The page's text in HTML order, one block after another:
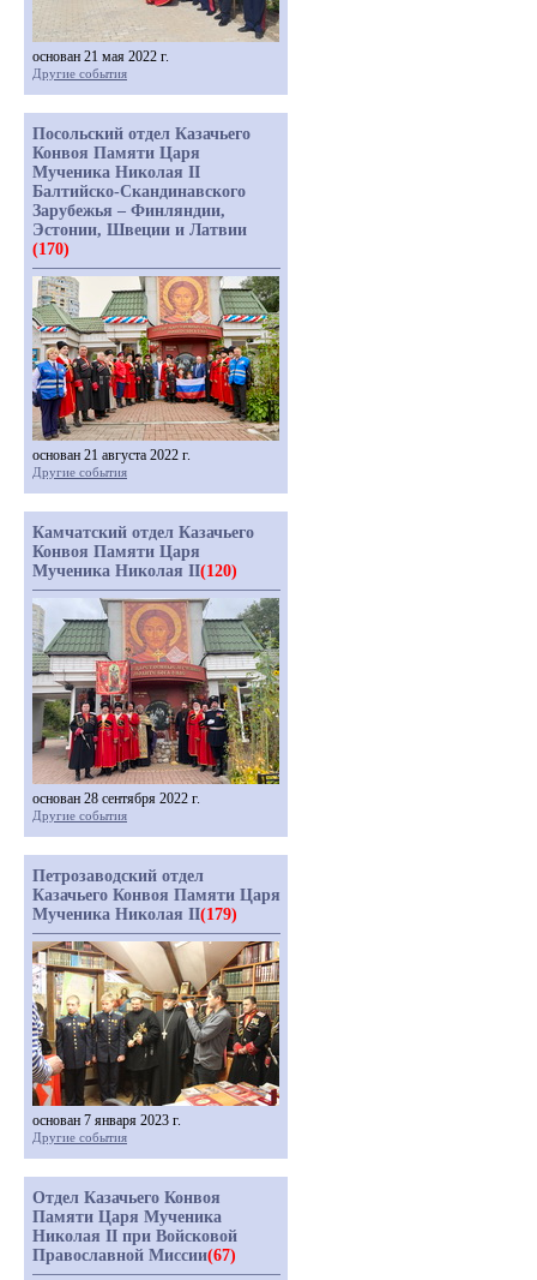
основан 21 мая 2022 г.
Другие события
Посольский отдел Казачьего
Конвоя Памяти Царя
Мученика Николая II
Балтийско-Скандинавского
Зарубежья – Финляндии,
Эстонии, Швеции и Латвии
(170)
основан 21 августа 2022 г.
Другие события
Камчатский отдел Казачьего
Конвоя Памяти Царя
Мученика Николая II(120)
основан 28 сентября 2022 г.
Другие события
Петрозаводский отдел
Казачьего Конвоя Памяти Царя
Мученика Николая II(179)
основан 7 января 2023 г.
Другие события
Отдел Казачьего Конвоя
Памяти Царя Мученика
Николая II при Войсковой
Православной Миссии(67)